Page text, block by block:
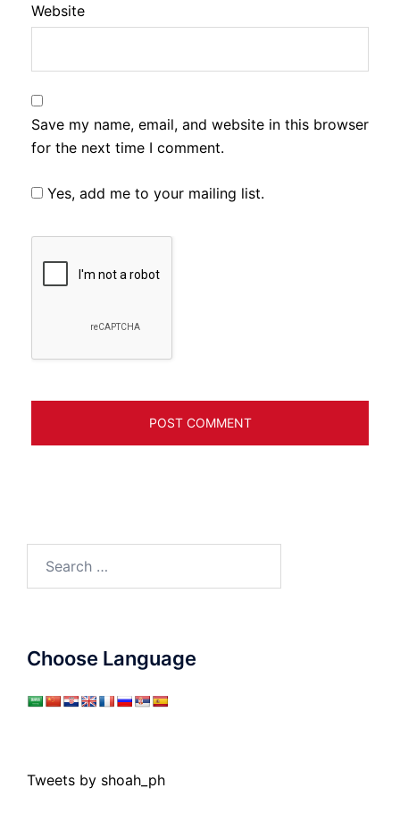
Website
Save my name, email, and website in this browser
for the next time I comment.
Yes, add me to your mailing list.
for:
Choose Language
Tweets by shoah_ph